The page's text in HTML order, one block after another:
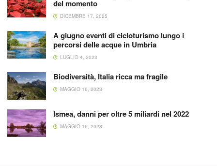
del momento
DICEMBRE 17, 2025
A giugno eventi di cicloturismo lungo i
percorsi delle acque in Umbria
LUGLIO 4, 2023
Biodiversità, Italia ricca ma fragile
MAGGIO 16, 2023
Ismea, danni per oltre 5 miliardi nel 2022
MAGGIO 16, 2023